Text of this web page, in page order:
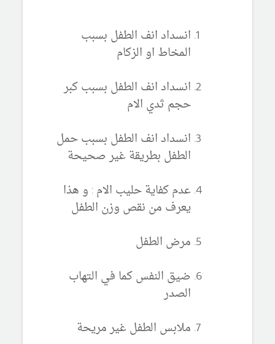
انسداد انف الطفل بسبب
المخاط او الزكام
انسداد انف الطفل بسبب كبر
حجم ثدي الام
انسداد انف الطفل بسبب حمل
الطفل بطريقة غير صحيحة
عدم كفاية حليب الام : و هذا
يعرف من نقص وزن الطفل
مرض الطفل
ضيق النفس كما في التهاب
الصدر
ملابس الطفل غير مريحة